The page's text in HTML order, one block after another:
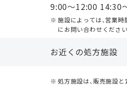
9:00〜12:00 14:30
施設によっては、営業
にお問い合わせください
お近くの処方施設
処方施設は、販売施設